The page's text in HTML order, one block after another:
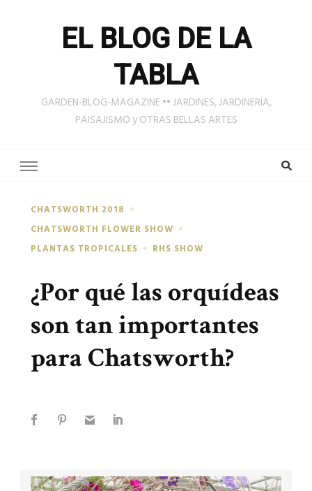
EL BLOG DE LA
TABLA
GARDEN-BLOG-MAGAZINE •• JARDINES, JARDINERÍA,
PAISAJISMO y OTRAS BELLAS ARTES
CHATSWORTH 2018
CHATSWORTH FLOWER SHOW
PLANTAS TROPICALES
RHS SHOW
¿Por qué las orquídeas
son tan importantes
para Chatsworth?